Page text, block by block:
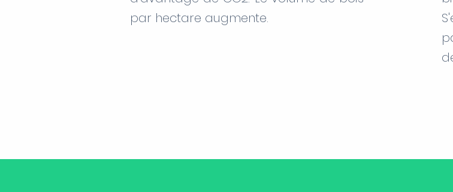
par hectare augmente.